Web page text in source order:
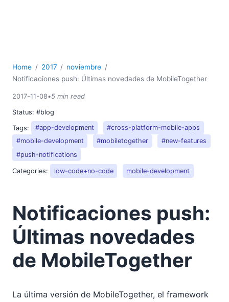
Home 2017
noviembre
Notificaciones push: Últimas novedades de MobileTogether
2017-11-08•5 min read
Status: #blog
Tags:
#app-development
#cross-platform-mobile-apps
#mobile-development
#mobiletogether
#new-features
#push-notifications
Categories: low-code+no-code mobile-development
Notificaciones push:
Últimas novedades
de MobileTogether
La última versión de MobileTogether, el framework